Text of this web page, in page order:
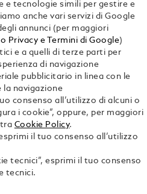
IN PELLE
€ 280.00
Seleziona
Selezionato
Progettato
una
e tecnologie simili per gestire e
anche vari servizi di Google
annunci (per maggiori
Privacy e Termini di Google)
e a quelli di terze parti per
di navigazione
pubblicitario in linea con le
navigazione
consenso all’utilizzo di alcuni o
i cookie”, oppure, per maggiori
Cookie Policy.
il tuo consenso all’utilizzo
tecnici”, esprimi il tuo consenso
tecnici.